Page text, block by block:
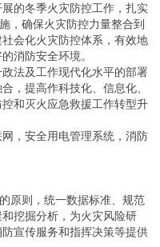
的冬季火灾防控工作，扎实
，确保火灾防控力量整合到
会化火灾防控体系，有效地
消防安全环境。
法及工作现代化水平的部署
，提高作科技化、信息化、
和灭火应急救援工作转型升
，安全用电管理系统，消防
原则，统一数据标准、规范
挖掘分析，为火灾风险研
宣传服务和指挥决策等提供